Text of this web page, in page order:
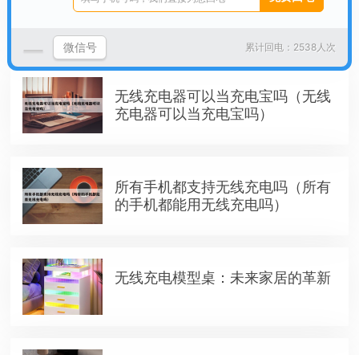
鼠标改无线充电（无线鼠标改type
无线充电器可以当充电宝吗（无线
充电器可以当充电宝吗）
所有手机都支持无线充电吗（所有
的手机都能用无线充电吗）
无线充电模型桌：未来家居的革新
累计回电：2538人次
微信号